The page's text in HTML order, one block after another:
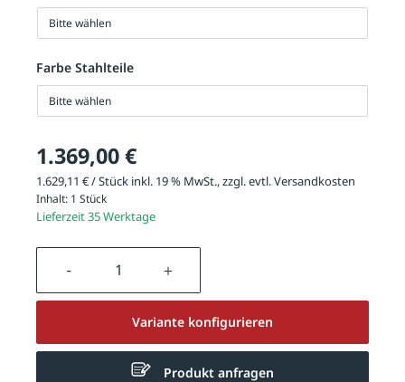
Bitte wählen
Farbe Stahlteile
Bitte wählen
1.369,00 €
1.629,11 € / Stück inkl. 19 % MwSt., zzgl. evtl.Versandkosten
Inhalt: 1 Stück
Lieferzeit 35 Werktage
Produkt Anzahl: Gib den
Variante konfigurieren
Produkt anfragen